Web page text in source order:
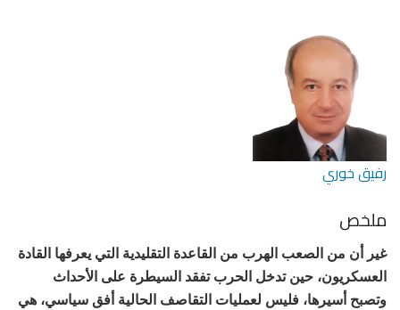
رفيق خوري
ملخص
غير أن من الصعب الهرب من القاعدة التقليدية التي يعرفها القادة
العسكريون، حين تدخل الحرب تفقد السيطرة على الأحداث
وتصبح أسيرها، فليس لعمليات التقاصف الحالية أفق سياسي، هي